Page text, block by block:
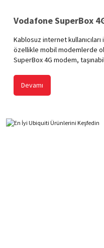
Kablosuz internet
özellikle mobil modemlerde
SuperBox 4G modem,
veya bağlantı kararlılığı
yönlü anten, modeminizin
Devamı